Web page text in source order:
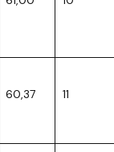
60,37 11